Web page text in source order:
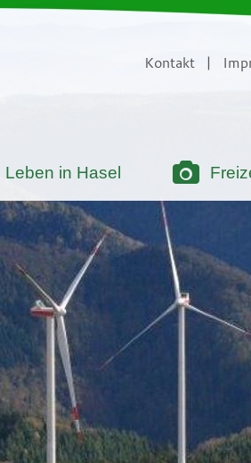
Kontakt |
Leben in Hasel